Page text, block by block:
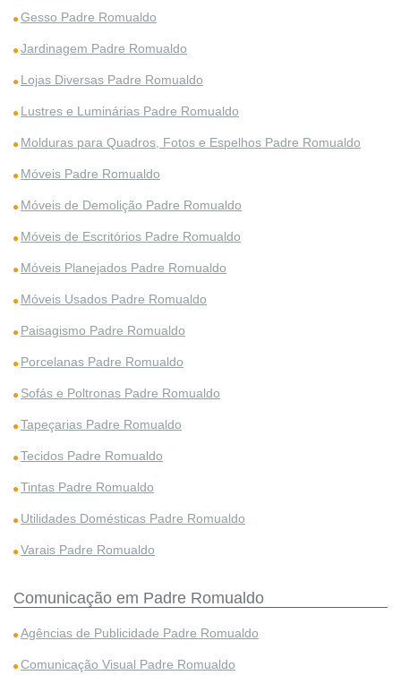
Gesso Padre Romualdo
Jardinagem Padre Romualdo
Lojas Diversas Padre Romualdo
Lustres e Luminárias Padre Romualdo
Molduras para Quadros, Fotos e Espelhos Padre Romualdo
Móveis Padre Romualdo
Móveis de Demolição Padre Romualdo
Móveis de Escritórios Padre Romualdo
Móveis Planejados Padre Romualdo
Móveis Usados Padre Romualdo
Paisagismo Padre Romualdo
Porcelanas Padre Romualdo
Sofás e Poltronas Padre Romualdo
Tapeçarias Padre Romualdo
Tecidos Padre Romualdo
Tintas Padre Romualdo
Utilidades Domésticas Padre Romualdo
Varais Padre Romualdo
Comunicação em Padre Romualdo
Agências de Publicidade Padre Romualdo
Comunicação Visual Padre Romualdo